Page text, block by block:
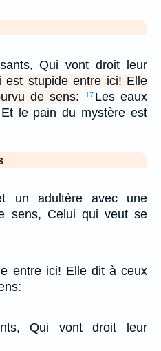
Qui vont droit leur
est stupide entre ici! Elle
de sens:
17 Les eaux
le pain du mystère est
un adultère avec une
sens, Celui qui veut se
entre ici! Elle dit à ceux
Qui vont droit leur